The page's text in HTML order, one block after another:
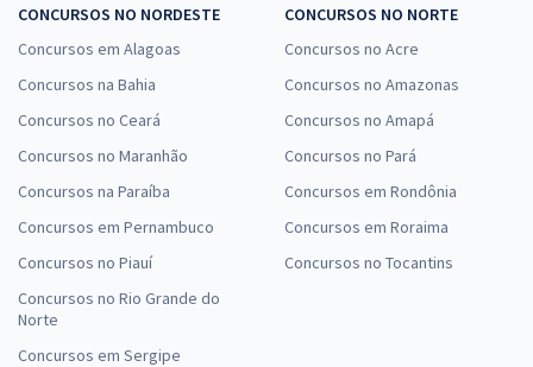
CONCURSOS NO NORDESTE
Concursos em Alagoas
Concursos na Bahia
Concursos no Ceará
Concursos no Maranhão
Concursos na Paraíba
Concursos em Pernambuco
Concursos no Piauí
Concursos no Rio Grande do
Norte
Concursos em Sergipe
CONCURSOS NO NORTE
Concursos no Acre
Concursos no Amazonas
Concursos no Amapá
Concursos no Pará
Concursos em Rondônia
Concursos em Roraima
Concursos no Tocantins